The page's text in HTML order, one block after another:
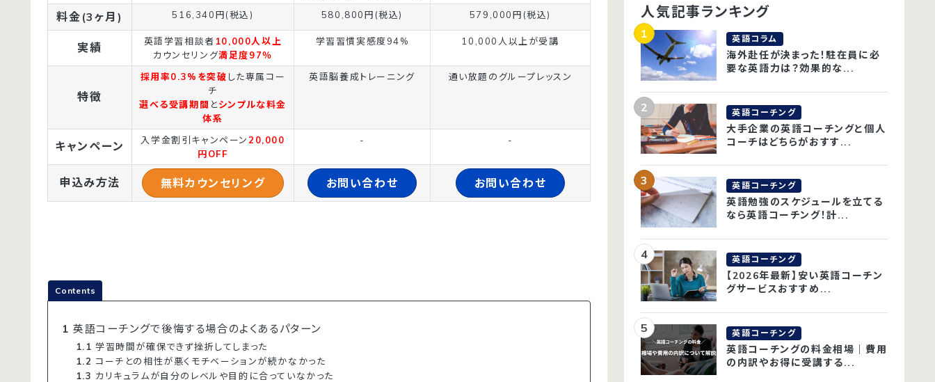
料金(3ヶ月) 516,340円(税込) 580,800円(税込) 579,000円(税込)
実績 英語学習相談者 10,000人以上
カウンセリング満足度97％
学習習慣実感度94% 10,000人以上が受講
特徴
採用率0.3%を突破 した専属コー
チ
選べる受講期間 とシンプルな料金
体系
英語脳養成トレーニング 通い放題のグループレッスン
キャンペーン 入学金割引キャンペーン20,000
円OFF
- -
申込み方法 無料カウンセリング お問い合わせ お問い合わせ
Contents
1 英語コーチングで後悔する場合のよくあるパターン
1.1 学習時間が確保できず挫折してしまった
1.2 コーチとの相性が悪くモチベーションが続かなかった
1.3 カリキュラムが自分のレベルや目的に合っていなかった
人気記事ランキング
英語コラム
海外赴任が決まった！駐在員に必
要な英語力は？効果的な...
英語コーチング
大手企業の英語コーチングと個人
コーチはどちらがおすす...
英語コーチング
英語勉強のスケジュールを立てる
なら英語コーチング！計...
英語コーチング
【2026年最新】安い英語コーチン
グサービスおすすめ...
英語コーチング
英語コーチングの料金相場｜費用
の内訳やお得に受講する...